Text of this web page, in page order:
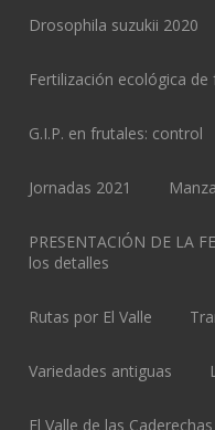
Drosophila suzukii 2020
Fertilización ecológica de
G.I.P. en frutales: control
Jornadas 2021
PRESENTACIÓN DE LA
los detalles
Rutas por El Valle
Variedades antiguas
El Valle de las Caderechas